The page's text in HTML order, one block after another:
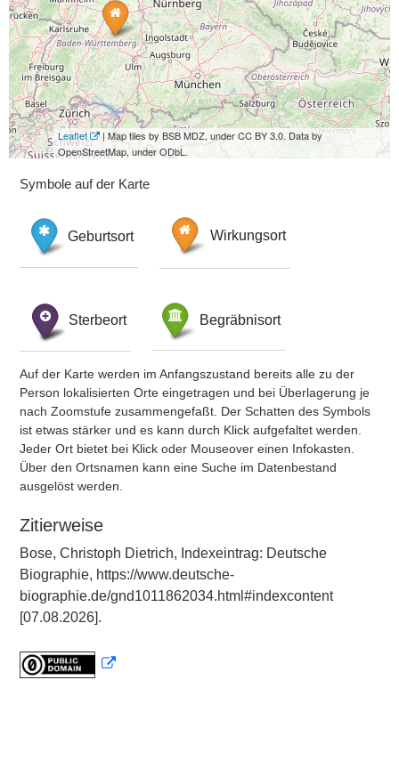
Leaflet
| Map tiles by BSB MDZ, under CC BY 3.0. Data by
OpenStreetMap, under ODbL.
Symbole auf der Karte
Geburtsort Wirkungsort
Sterbeort Begräbnisort
Auf der Karte werden im Anfangszustand bereits alle zu der
Person lokalisierten Orte eingetragen und bei Überlagerung je
nach Zoomstufe zusammengefaßt. Der Schatten des Symbols
ist etwas stärker und es kann durch Klick aufgefaltet werden.
Jeder Ort bietet bei Klick oder Mouseover einen Infokasten.
Über den Ortsnamen kann eine Suche im Datenbestand
ausgelöst werden.
Zitierweise
Bose, Christoph Dietrich, Indexeintrag: Deutsche
Biographie, https://www.deutsche-
biographie.de/gnd1011862034.html#indexcontent
[07.08.2026].